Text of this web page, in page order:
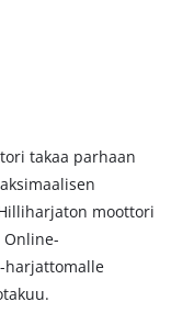
takaa parhaan
moottori
Online-
harjattomalle